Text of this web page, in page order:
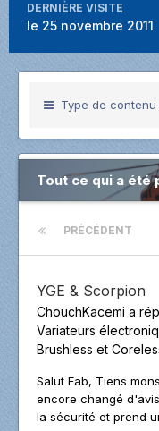
DERNIÈRE VISITE
le 25 novembre 2011
Type de contenu
Tout ce qui a été
PRÉCÉDENT
YGE & Scorpion
ChouchKacemi a
Variateurs
Brushless et
Salut Fab, Tiens
encore changé
la sécurité et prend